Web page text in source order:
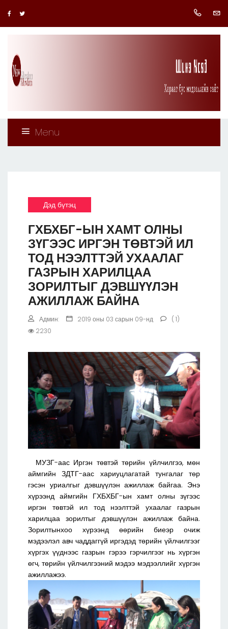
Menu
Дэд бүтэц
ГХБХБГ-ЫН ХАМТ ОЛНЫ
ЗҮГЭЭС ИРГЭН ТӨВТЭЙ ИЛ
ТОД НЭЭЛТТЭЙ УХААЛАГ
ГАЗРЫН ХАРИЛЦАА
ЗОРИЛТЫГ ДЭВШҮҮЛЭН
АЖИЛЛАЖ БАЙНА
Админ: 2019 оны 03 сарын 09-нд
( 1)
2230
МУЗГ-аас Иргэн төвтэй төрийн үйлчилгээ, мөн
аймгийн ЗДТГ-аас хариуцлагатай тунгалаг төр
гэсэн уриалгыг дэвшүүлэн ажиллаж байгаа. Энэ
хүрээнд аймгийн ГХБХБГ-ын хамт олны зүгээс
иргэн төвтэй ил тод нээлттэй ухаалаг газрын
харилцаа зорилтыг дэвшүүлэн ажиллаж байна.
Зорилтынхоо хүрээнд өөрийн биеэр очиж
мэдээлэл авч чаддаггүй иргэдэд төрийн үйлчилгээг
хүргэх үүднээс газрын гэрээ гэрчилгээг нь хүргэн
өгч, төрийн үйлчилгээний мэдээ мэдээллийг хүргэн
ажиллажээ.